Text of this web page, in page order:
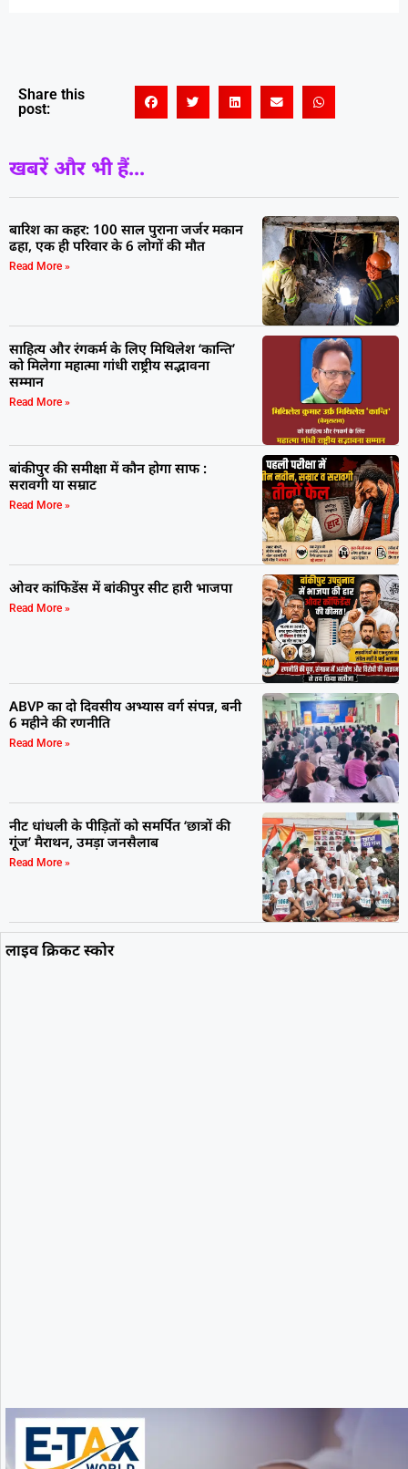
Share this
post:
खबरें और भी हैं...
बारिश का कहर: 100 साल पुराना जर्जर मकान
ढहा, एक ही परिवार के 6 लोगों की मौत
Read More »
साहित्य और रंगकर्म के लिए मिथिलेश ‘कान्ति’
को मिलेगा महात्मा गांधी राष्ट्रीय सद्भावना
सम्मान
Read More »
बांकीपुर की समीक्षा में कौन होगा साफ :
सरावगी या सम्राट
Read More »
ओवर कांफिडेंस में बांकीपुर सीट हारी भाजपा
Read More »
ABVP का दो दिवसीय अभ्यास वर्ग संपन्न, बनी
6 महीने की रणनीति
Read More »
नीट धांधली के पीड़ितों को समर्पित ‘छात्रों की
गूंज’ मैराथन, उमड़ा जनसैलाब
Read More »
लाइव क्रिकट स्कोर